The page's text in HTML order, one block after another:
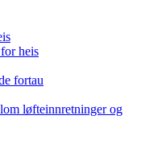
heis
fortau
løfteinnretninger og